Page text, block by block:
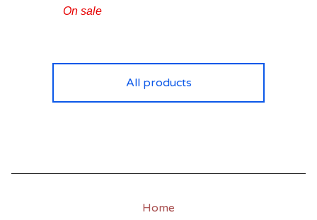
On sale
All products
Home